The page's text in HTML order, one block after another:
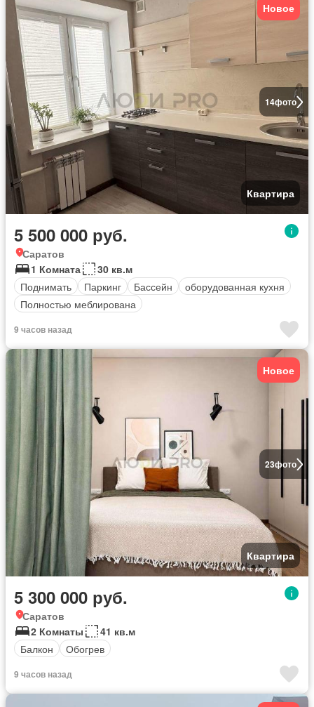
14фото
Новое
Квартира
5 500 000 руб.
Саратов
1 Комната
30 кв.м
Поднимать
Паркинг Бассейн
оборудованная кухня
Полностью меблирована
9 часов назад
23фото
Новое
Квартира
5 300 000 руб.
Саратов
2 Комнаты
41 кв.м
Балкон
Обогрев
9 часов назад